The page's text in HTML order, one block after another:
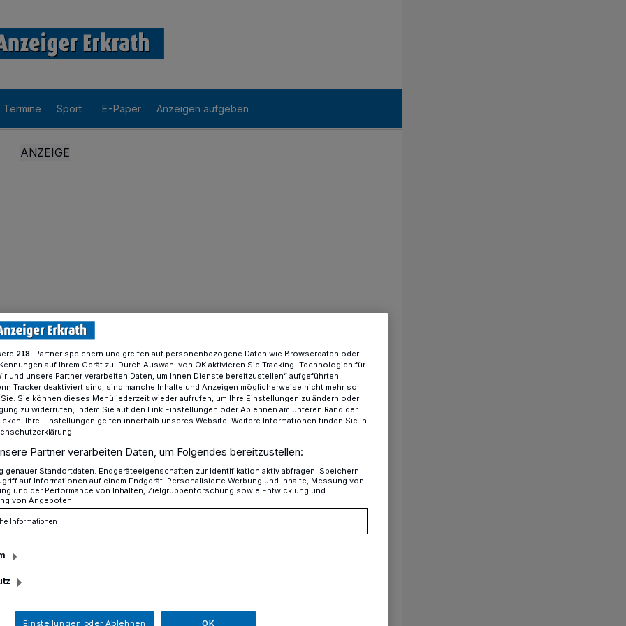
Termine Sport E-Paper Anzeigen aufgeben
Erfolgreiche neanderland-tatorte
aus Erkrath nahmen am
den beliebten neanderland TATORTEN
aus dem neanderland ein, an
dem kunstinteressierten Publikum
218-Partner speichern und greifen auf personenbezogene Daten wie Browserdaten oder
auf Ihrem Gerät zu. Durch Auswahl von OK aktivieren Sie Tracking-Technologien für
und unsere Partner verarbeiten Daten, um Ihnen Dienste bereitzustellen“ aufgeführten
Tracker deaktiviert sind, sind manche Inhalte und Anzeigen möglicherweise nicht mehr so
Sie können dieses Menü jederzeit wieder aufrufen, um Ihre Einstellungen zu ändern oder
zu widerrufen, indem Sie auf den Link Einstellungen oder Ablehnen am unteren Rand der
Ihre Einstellungen gelten innerhalb unseres Website. Weitere Informationen finden Sie in
Partner verarbeiten Daten, um Folgendes bereitzustellen:
genauer Standortdaten. Endgeräteeigenschaften zur Identifikation aktiv abfragen. Speichern
auf Informationen auf einem Endgerät. Personalisierte Werbung und Inhalte, Messung von
und der Performance von Inhalten, Zielgruppenforschung sowie Entwicklung und
von Angeboten.
Informationen
Einstellungen oder Ablehnen OK